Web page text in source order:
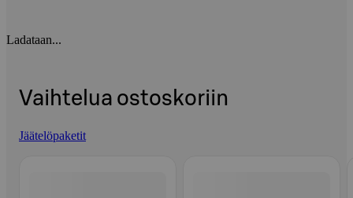
Ladataan...
Vaihtelua ostoskoriin
Jäätelöpaketit